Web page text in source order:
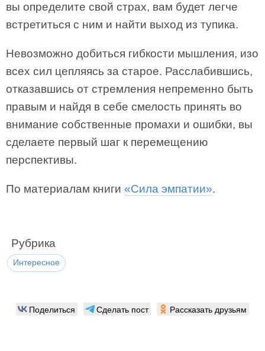
вы определите свой страх, вам будет легче
встретиться с ним и найти выход из тупика.
Невозможно добиться гибкости мышления, изо
всех сил цепляясь за старое. Расслабившись,
отказавшись от стремления непременно быть
правым и найдя в себе смелость принять во
внимание собственные промахи и ошибки, вы
сделаете первый шаг к перемещению
перспективы.
По материалам книги «Сила эмпатии».
Рубрика
Интересное
Поделиться Сделать пост Рассказать друзьям